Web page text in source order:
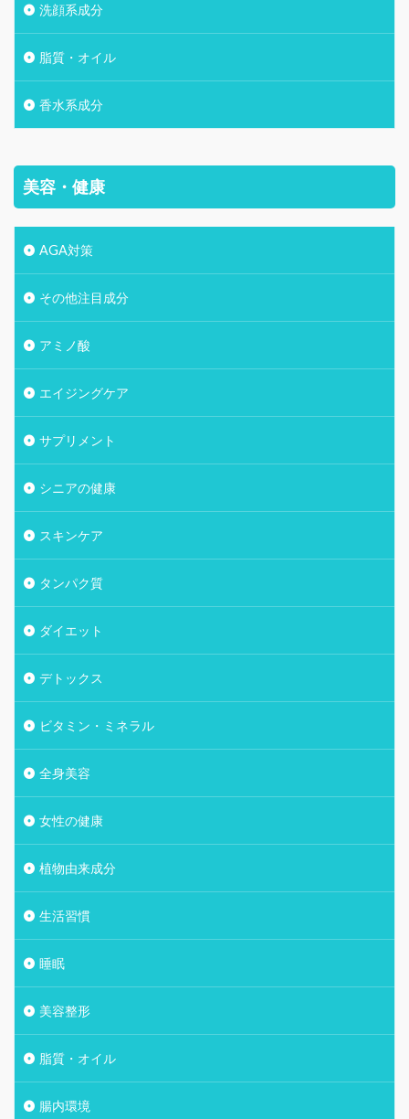
洗顔系成分
脂質・オイル
香水系成分
美容・健康
AGA対策
その他注目成分
アミノ酸
エイジングケア
サプリメント
シニアの健康
スキンケア
タンパク質
ダイエット
デトックス
ビタミン・ミネラル
全身美容
女性の健康
植物由来成分
生活習慣
睡眠
美容整形
脂質・オイル
腸内環境